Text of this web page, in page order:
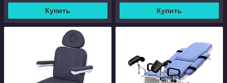
Купить Купить